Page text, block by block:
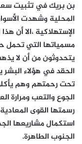
بن بريك في تثبيت سعر
المحلية وشهدت
الإستهلاكية ،الا أن
مسمياتها التي
يتحدوثون من أن لا
الحقد في هؤلاء
تحت رحمتهم وهم
الجوع والتعب
رسمتها القوى
استكمال مشاريعها
الجنوب الطاهرة.